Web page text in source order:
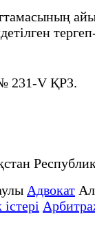
231-V ҚРЗ.
Адвокат